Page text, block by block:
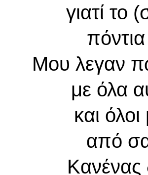
γιατί το
Μου λεγαν
με όλα
και
από
Κανένας